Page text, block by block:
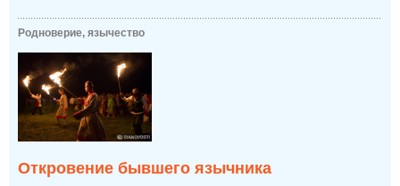
Родноверие, язычество
Откровение бывшего язычника